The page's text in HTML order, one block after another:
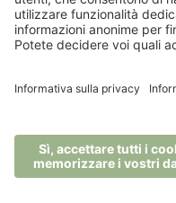
Ayurveda
7 notti -
la purificazione